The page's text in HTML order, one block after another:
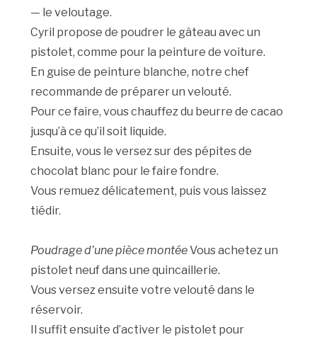
— le veloutage.
Cyril propose de poudrer le gâteau avec un
pistolet, comme pour la peinture de voiture.
En guise de peinture blanche, notre chef
recommande de préparer un velouté.
Pour ce faire, vous chauffez du beurre de cacao
jusqu’à ce qu’il soit liquide.
Ensuite, vous le versez sur des pépites de
chocolat blanc pour le faire fondre.
Vous remuez délicatement, puis vous laissez
tiédir.
Poudrage d’une pièce montéeVous achetez un
pistolet neuf dans une quincaillerie.
Vous versez ensuite votre velouté dans le
réservoir.
Il suffit ensuite d’activer le pistolet pour